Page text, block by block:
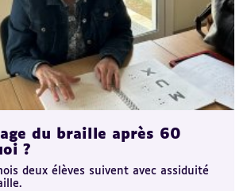
du braille après 60
?
deux élèves suivent avec assiduité